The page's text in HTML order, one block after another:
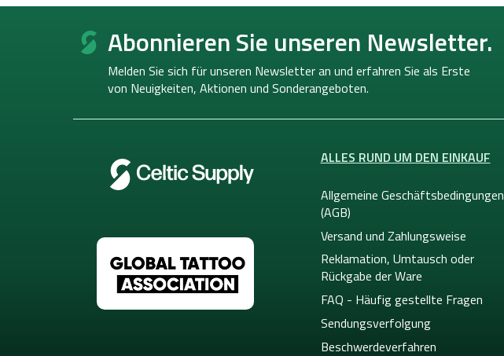
F
Abonnieren Sie unseren Newsletter.
Melden Sie sich für unseren Newsletter an und erfahren Sie als Erste
von Neuigkeiten, Aktionen und Sonderangeboten.
ALLES RUND UM DEN EINKAUF
Allgemeine Geschäftsbedingungen
(AGB)
Versand und Zahlungsweise
Reklamation, Umtausch oder
Rückgabe der Ware
FAQ - Häufig gestellte Fragen
Sendungsverfolgung
Beschwerdeverfahren